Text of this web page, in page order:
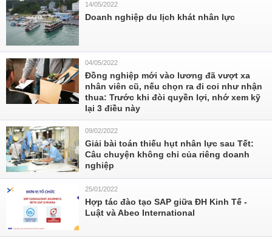
14/05/2022
Doanh nghiệp du lịch khát nhân lực
04/05/2022
Đồng nghiệp mới vào lương đã vượt xa
nhân viên cũ, nếu chọn ra đi coi như nhận
thua: Trước khi đòi quyền lợi, nhớ xem kỹ
lại 3 điều này
09/02/2022
Giải bài toán thiếu hụt nhân lực sau Tết:
Câu chuyện không chỉ của riêng doanh
nghiệp
25/01/2022
Hợp tác đào tạo SAP giữa ĐH Kinh Tế -
Luật và Abeo International